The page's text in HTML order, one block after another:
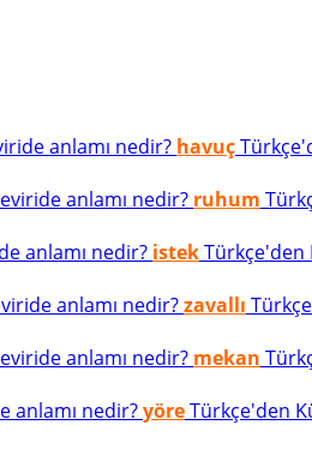
anlamı nedir? havuç
anlamı nedir? ruhum
anlamı nedir? istekTürkçe'den
anlamı nedir?zavallı
anlamı nedir? mekan
anlamı nedir?yöreTürkçe'den